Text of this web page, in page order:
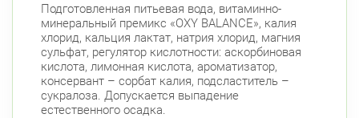
Подготовленная питьевая вода, витаминно-
минеральный премикс «OXY BALANCE», калия
хлорид, кальция лактат, натрия хлорид, магния
сульфат, регулятор кислотности: аскорбиновая
кислота, лимонная кислота, ароматизатор,
консервант – сорбат калия, подсластитель –
сукралоза. Допускается выпадение
естественного осадка.